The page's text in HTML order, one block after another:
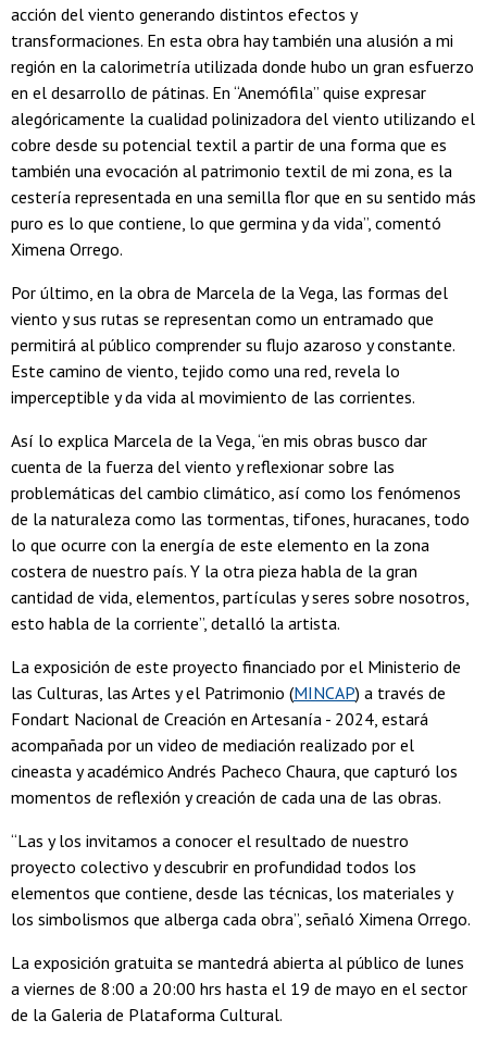
acción del viento generando distintos efectos y
transformaciones. En esta obra hay también una alusión a mi
región en la calorimetría utilizada donde hubo un gran esfuerzo
en el desarrollo de pátinas. En “Anemófila” quise expresar
alegóricamente la cualidad polinizadora del viento utilizando el
cobre desde su potencial textil a partir de una forma que es
también una evocación al patrimonio textil de mi zona, es la
cestería representada en una semilla flor que en su sentido más
puro es lo que contiene, lo que germina y da vida”, comentó
Ximena Orrego.
Por último, en la obra de Marcela de la Vega, las formas del
viento y sus rutas se representan como un entramado que
permitirá al público comprender su flujo azaroso y constante.
Este camino de viento, tejido como una red, revela lo
imperceptible y da vida al movimiento de las corrientes.
Así lo explica Marcela de la Vega, “en mis obras busco dar
cuenta de la fuerza del viento y reflexionar sobre las
problemáticas del cambio climático, así como los fenómenos
de la naturaleza como las tormentas, tifones, huracanes, todo
lo que ocurre con la energía de este elemento en la zona
costera de nuestro país. Y la otra pieza habla de la gran
cantidad de vida, elementos, partículas y seres sobre nosotros,
esto habla de la corriente”, detalló la artista.
La exposición de este proyecto financiado por el Ministerio de
las Culturas, las Artes y el Patrimonio (MINCAP) a través de
Fondart Nacional de Creación en Artesanía - 2024, estará
acompañada por un video de mediación realizado por el
cineasta y académico Andrés Pacheco Chaura, que capturó los
momentos de reflexión y creación de cada una de las obras.
“⁠Las y los invitamos a conocer el resultado de nuestro
proyecto colectivo y descubrir en profundidad todos los
elementos que contiene, desde las técnicas, los materiales y
los simbolismos que alberga cada obra”, señaló Ximena Orrego.
La exposición gratuita se mantedrá abierta al público de lunes
a viernes de 8:00 a 20:00 hrs hasta el 19 de mayo en el sector
de la Galeria de Plataforma Cultural.